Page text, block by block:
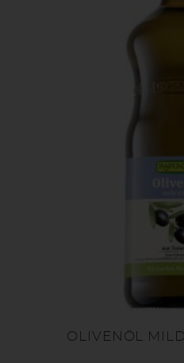
OLIVENÖL